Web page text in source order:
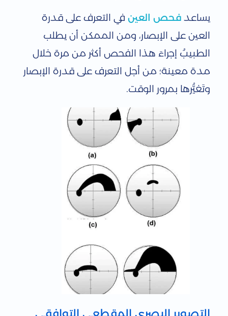
يساعد فحص العين في التعرف على قدرة
العين على الإبصار، ومن الممكن أن يطلب
الطبيبُ إجراءَ هذا الفحص أكثر من مرة خلال
مدة معينة؛ من أجل التعرف على قدرة الإبصار
وتَغيُّرها بمرور الوقت.
التصوير البصري المقطعي التوافقي